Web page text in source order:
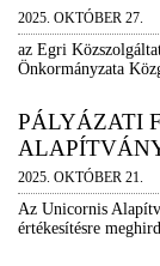
2025. OKTÓBER 27.
az Egri
Önkormányzata
PÁLYÁZATI
2025. OKTÓBER 21.
Az Unicornis
értékesítésre